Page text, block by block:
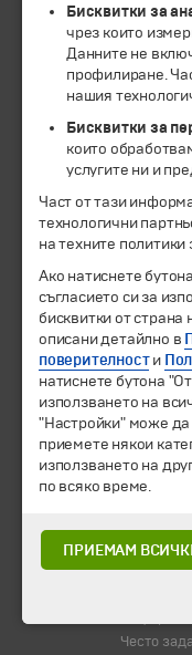
© 1994-2026
Календар
Всички
Промоции
Горещи
Празници
Оферта
Хотелски
Често
Бисквитки за
чрез които
Данните не
профилиране.
нашия
Бисквитки за
които
услугите ни и
Част от тази
технологични
на техните
Ако натиснете
съгласието си за
бисквитки от страна
описани детайлно в
поверителности
натиснете бутона
използването на
"Настройки" може да
приемете някои
използването на
по всяко време.
ПРИЕМАМ